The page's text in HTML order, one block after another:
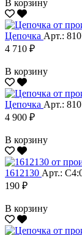
В корзину
Цепочка Арт.:
4 710 ₽
В корзину
Цепочка Арт.:
4 900 ₽
В корзину
1612130 Арт.:
190 ₽
В корзину